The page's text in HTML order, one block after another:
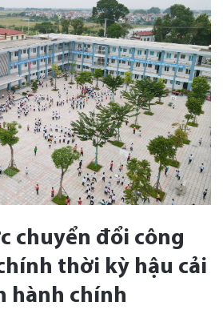
chuyển đổi công
thời kỳ hậu cải
hành chính